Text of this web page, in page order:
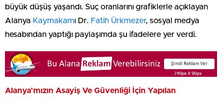
büyük düşüş yaşandı. Suç oranlarını grafiklerle açıklayan
Alanya Kaymakamı Dr. Fatih Ürkmezer, sosyal medya
hesabından yaptığı paylaşımda şu ifadelere yer verdi.
Alanya’mızın Asayiş Ve Güvenliği İçin Yapılan